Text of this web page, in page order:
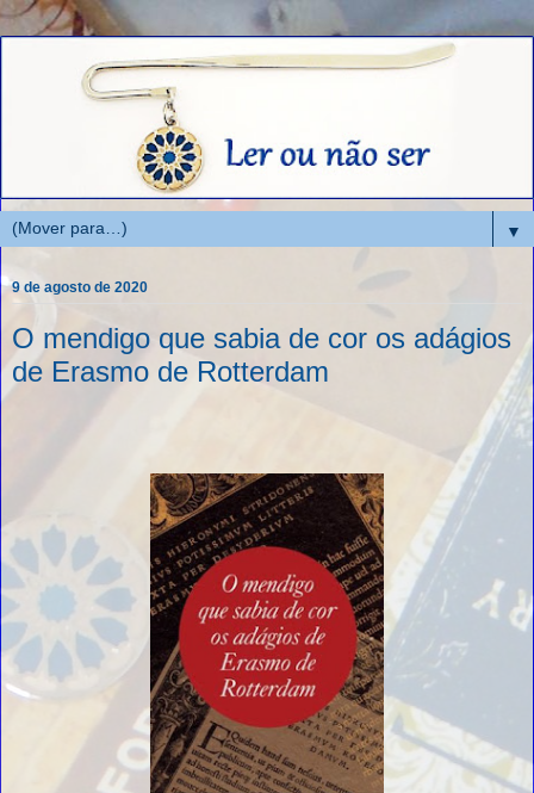
▼
9 de agosto de 2020
O mendigo que sabia de cor os adágios
de Erasmo de Rotterdam